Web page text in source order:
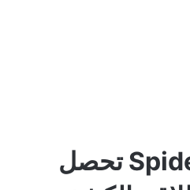
لعبة Spider-Man 2 تحصل